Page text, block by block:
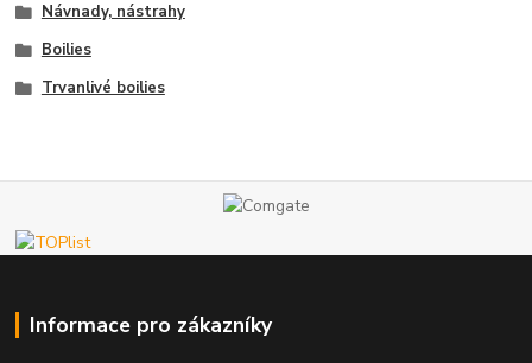
Návnady, nástrahy
Boilies
Trvanlivé boilies
Informace pro zákazníky